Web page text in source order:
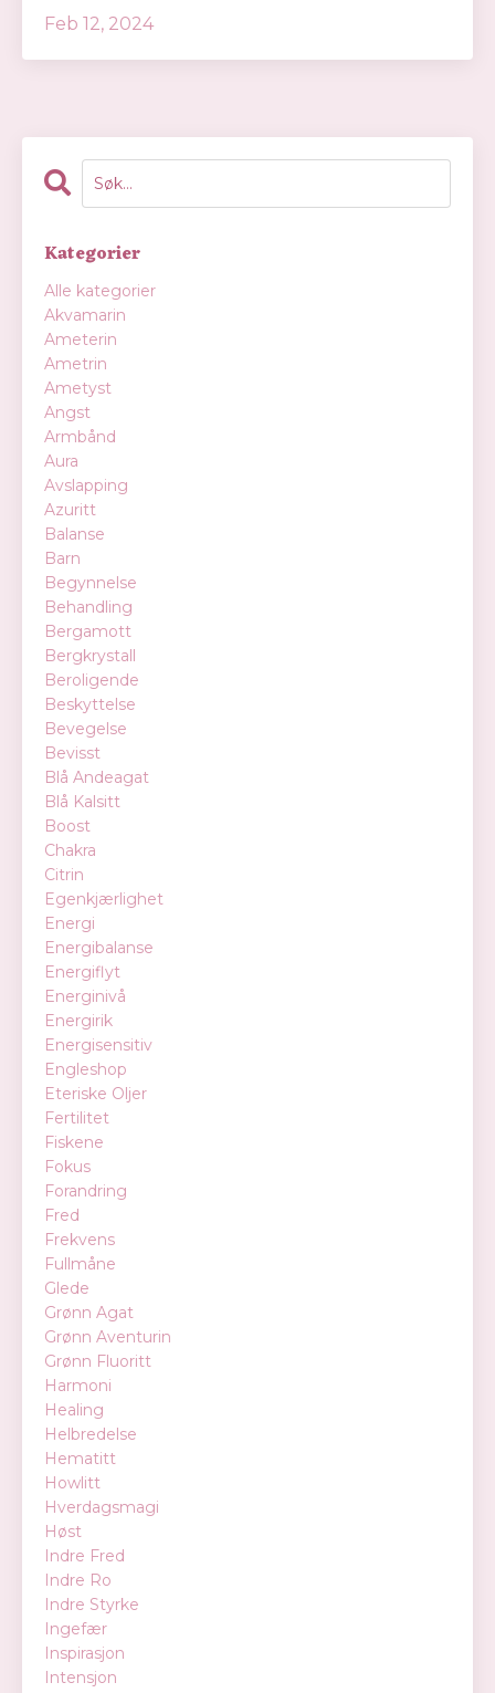
Feb 12, 2024
Kategorier
Alle kategorier
Akvamarin
Ameterin
Ametrin
Ametyst
Angst
Armbånd
Aura
Avslapping
Azuritt
Balanse
Barn
Begynnelse
Behandling
Bergamott
Bergkrystall
Beroligende
Beskyttelse
Bevegelse
Bevisst
Blå Andeagat
Blå Kalsitt
Boost
Chakra
Citrin
Egenkjærlighet
Energi
Energibalanse
Energiflyt
Energinivå
Energirik
Energisensitiv
Engleshop
Eteriske Oljer
Fertilitet
Fiskene
Fokus
Forandring
Fred
Frekvens
Fullmåne
Glede
Grønn Agat
Grønn Aventurin
Grønn Fluoritt
Harmoni
Healing
Helbredelse
Hematitt
Howlitt
Hverdagsmagi
Høst
Indre Fred
Indre Ro
Indre Styrke
Ingefær
Inspirasjon
Intensjon